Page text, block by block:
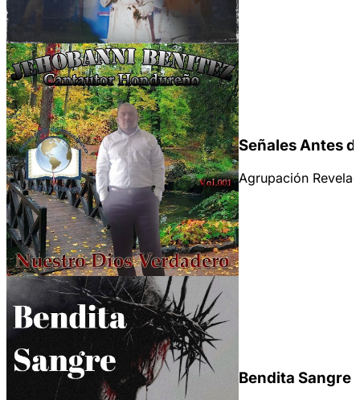
Señales Antes
Agrupación
Bendita Sangre